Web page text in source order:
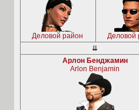
Деловой район
Деловой
⇊
Арлон Бенджамин
Arlon Benjamin